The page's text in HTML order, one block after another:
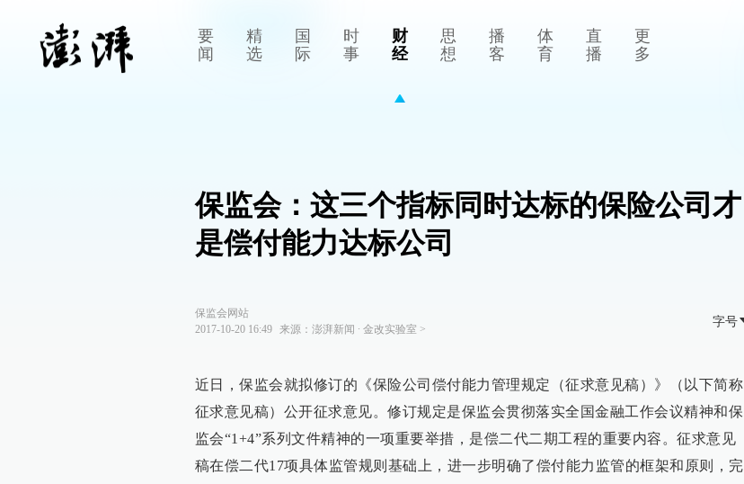
要
闻
精
选
国
际
时
事
财
经
思
想
播
客
体
育
直
播
更
多
保监会：这三个指标同时达标的保险公司才
是偿付能力达标公司
保监会网站
2017-10-20 16:49
来源： 澎湃新闻 ∙ 金改实验室 >
字号
近日，保监会就拟修订的《保险公司偿付能力管理规定（征求意见稿）》（以下简称
征求意见稿）公开征求意见。修订规定是保监会贯彻落实全国金融工作会议精神和保
监会“1+4”系列文件精神的一项重要举措，是偿二代二期工程的重要内容。征求意见
稿在偿二代17项具体监管规则基础上，进一步明确了偿付能力监管的框架和原则，完